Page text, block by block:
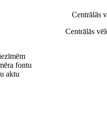
Centrālās
Centrālās
fontu
aktu